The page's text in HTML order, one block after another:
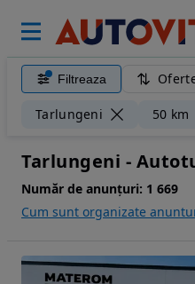
Filtreaza
Tarlungeni 50 km
Tarlungeni -
Număr de anunțuri: 1 669
Cum sunt organizate